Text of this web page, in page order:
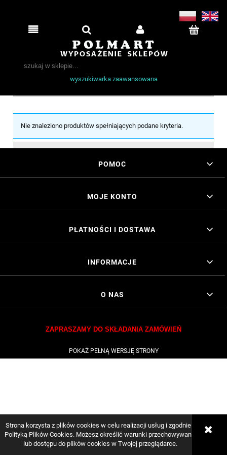
Strona korzysta z plików cookies w celu realizacji usług i zgodnie z
Polityką Plików Cookies. Możesz określić warunki przechowywania
lub dostępu do plików cookies w Twojej przeglądarce.
wyszukiwarka zaawansowana
Nie znaleziono produktów spełniających podane kryteria.
POMOC
MOJE KONTO
PŁATNOŚCI I DOSTAWA
INFORMACJE
O NAS
ZAPRASZAMY DO SKŁADANIA ZAMÓWIEŃ
POKAŻ PEŁNĄ WERSJĘ STRONY